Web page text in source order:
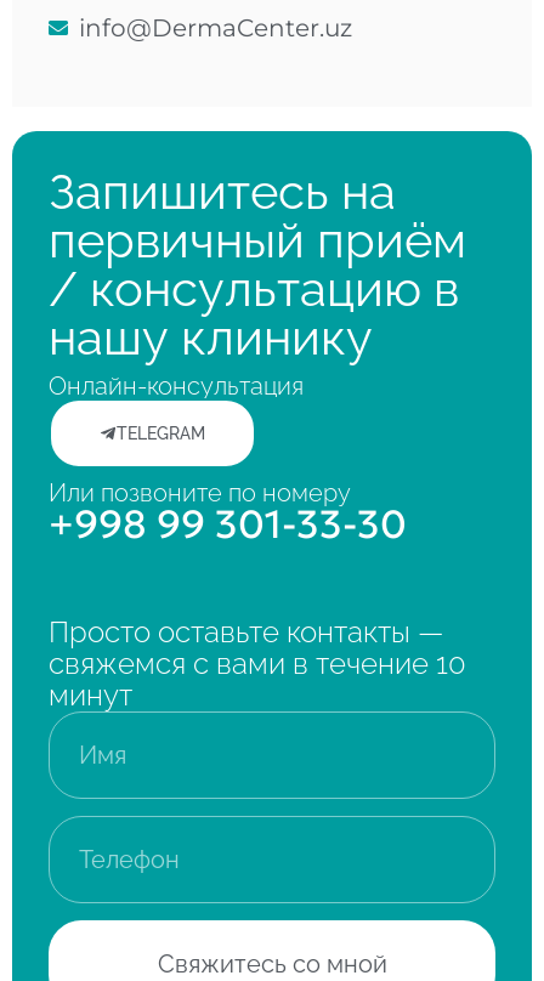
info@DermaCenter.uz
Запишитесь на
первичный приём
/ консультацию в
нашу клинику
Онлайн-консультация
TELEGRAM
Или позвоните по номеру
+998 99 301-33-30
Просто оставьте контакты —
свяжемся с вами в течение 10
минут
Свяжитесь со мной